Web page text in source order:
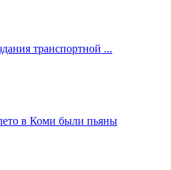
транспортной ...
в Коми были пьяны